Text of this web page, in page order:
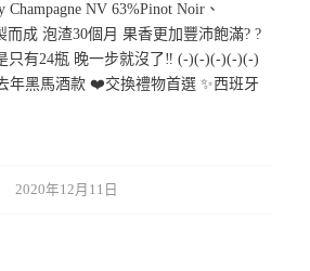
Champagne NV 63%Pinot Noir、
而成 泡渣30個月 果香更加豐沛飽滿? ?
只有24瓶 晚一步就沒了‼️ (-)(-)(-)(-)(-)
黑馬酒款 ❤️交換禮物首選 ✨西班牙
2020年12月11日